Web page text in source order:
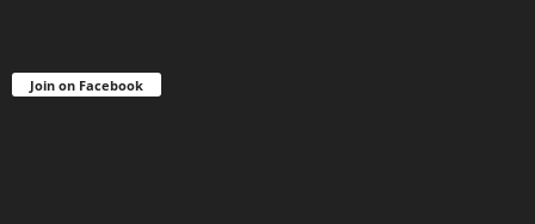
Join on Facebook